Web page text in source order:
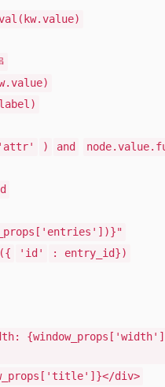
'attr' ) and
'id'
: entry_id})
div>